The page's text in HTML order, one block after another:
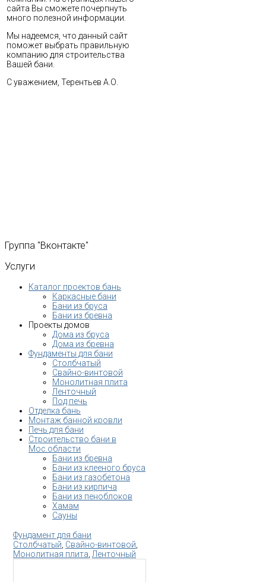
сайта Вы сможете почерпнуть
много полезной информации.
Мы надеемся, что данный сайт
поможет выбрать правильную
компанию для строительства
Вашей бани.
С уважением, Терентьев А.О.
Группа "Вконтакте"
Услуги
Каталог проектов бань
Каркасные бани
Бани из бруса
Бани из бревна
Проекты домов
Дома из бруса
Дома из бревна
Фундаменты для бани
Столбчатый
Свайно-винтовой
Монолитная плита
Ленточный
Под печь
Отделка бань
Монтаж банной кровли
Печь для бани
Строительство бани в
Мос.области
Бани из бревна
Бани из клееного бруса
Бани из газобетона
Бани из кирпича
Бани из пеноблоков
Хамам
Сауны
Фундамент для бани
Столбчатый Свайно-винтовой
Монолитная плита Ленточный